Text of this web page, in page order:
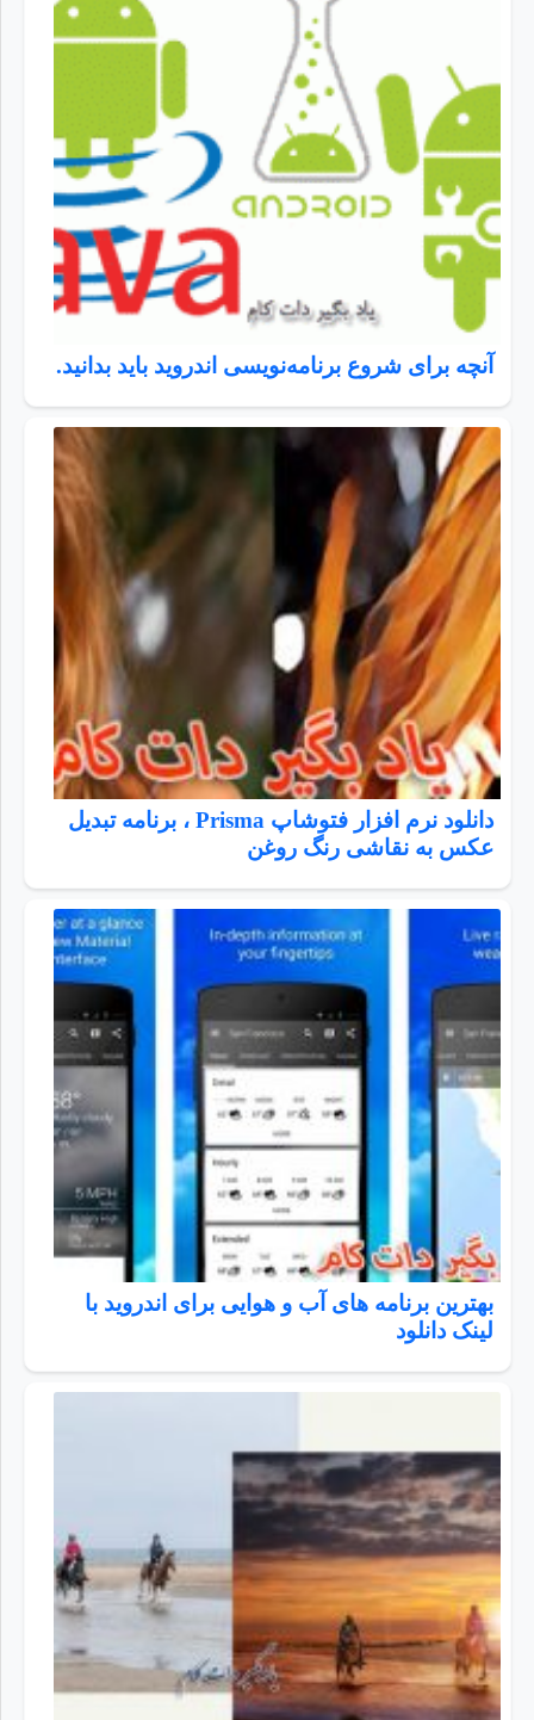
آنچه برای شروع برنامه‌نویسی اندروید باید بدانید.
دانلود نرم افزار فتوشاپ Prisma ، برنامه تبدیل
عکس به نقاشی رنگ روغن
بهترین برنامه های آب و هوایی برای اندروید با
لینک دانلود